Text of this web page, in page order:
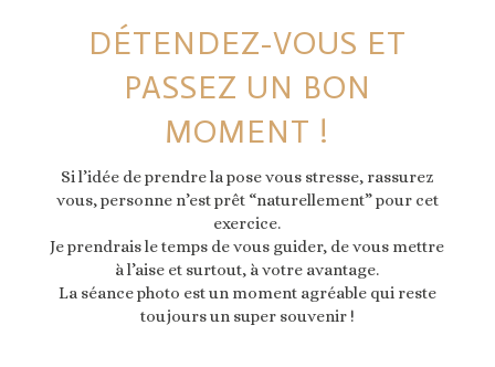
DÉTENDEZ-VOUS ET
PASSEZ UN BON
MOMENT !
Si l’idée de prendre la pose vous stresse, rassurez
vous, personne n’est prêt “naturellement” pour cet
exercice.
Je prendrais le temps de vous guider, de vous mettre
à l’aise et surtout, à votre avantage.
La séance photo est un moment agréable qui reste
toujours un super souvenir !